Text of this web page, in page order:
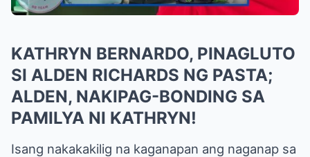
KATHRYN BERNARDO, PINAGLUTO
SI ALDEN RICHARDS NG PASTA;
ALDEN, NAKIPAG-BONDING SA
PAMILYA NI KATHRYN!
Isang nakakakilig na kaganapan ang naganap sa